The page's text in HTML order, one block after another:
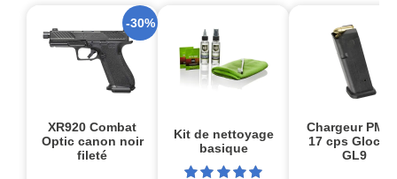
XR920 Combat
Optic canon noir
fileté
-30%
Kit de nettoyage
basique
Chargeur
17 cps
GL9